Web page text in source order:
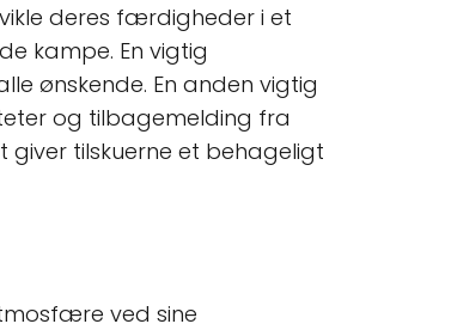
deres færdigheder i et
kampe. En vigtig
ønskende. En anden vigtig
og tilbagemelding fra
tilskuerne et behageligt
ved sine